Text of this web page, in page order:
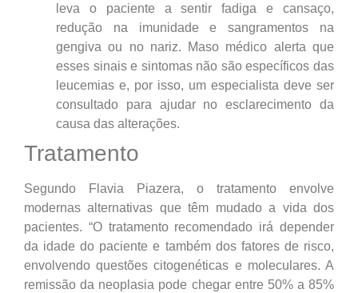
leva o paciente a sentir fadiga e cansaço,
redução na imunidade e sangramentos na
gengiva ou no nariz. Maso médico alerta que
esses sinais e sintomas não são específicos das
leucemias e, por isso, um especialista deve ser
consultado para ajudar no esclarecimento da
causa das alterações.
Tratamento
Segundo Flavia Piazera, o tratamento envolve
modernas alternativas que têm mudado a vida dos
pacientes. “O tratamento recomendado irá depender
da idade do paciente e também dos fatores de risco,
envolvendo questões citogenéticas e moleculares. A
remissão da neoplasia pode chegar entre 50% a 85%